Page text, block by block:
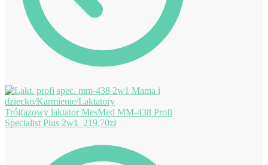
Trójfazowy laktator MesMed MM-438 Profi
Specialist Plus 2w1
219,70zł